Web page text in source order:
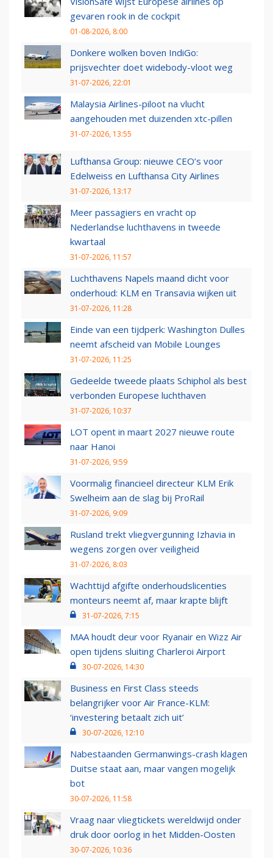
gevaren rook in de cockpit
01-08-2026, 8:00
Donkere wolken boven IndiGo:
prijsvechter doet widebody-vloot weg
31-07-2026, 22:01
Malaysia Airlines-piloot na vlucht
aangehouden met duizenden xtc-pillen
31-07-2026, 13:55
Lufthansa Group: nieuwe CEO’s voor
Edelweiss en Lufthansa City Airlines
31-07-2026, 13:17
Meer passagiers en vracht op
Nederlandse luchthavens in tweede
kwartaal
31-07-2026, 11:57
Luchthavens Napels maand dicht voor
onderhoud: KLM en Transavia wijken uit
31-07-2026, 11:28
Einde van een tijdperk: Washington Dulles
neemt afscheid van Mobile Lounges
31-07-2026, 11:25
Gedeelde tweede plaats Schiphol als best
verbonden Europese luchthaven
31-07-2026, 10:37
LOT opent in maart 2027 nieuwe route
naar Hanoi
31-07-2026, 9:59
Voormalig financieel directeur KLM Erik
Swelheim aan de slag bij ProRail
31-07-2026, 9:09
Rusland trekt vliegvergunning Izhavia in
wegens zorgen over veiligheid
31-07-2026, 8:03
Wachttijd afgifte onderhoudslicenties
monteurs neemt af, maar krapte blijft
31-07-2026, 7:15
MAA houdt deur voor Ryanair en Wizz Air
open tijdens sluiting Charleroi Airport
30-07-2026, 14:30
Business en First Class steeds
belangrijker voor Air France-KLM:
‘investering betaalt zich uit’
30-07-2026, 12:10
Nabestaanden Germanwings-crash klagen
Duitse staat aan, maar vangen mogelijk
bot
30-07-2026, 11:58
Vraag naar vliegtickets wereldwijd onder
druk door oorlog in het Midden-Oosten
30-07-2026, 10:36